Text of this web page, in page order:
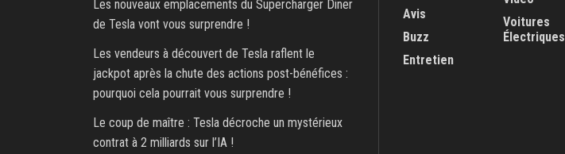
Les nouveaux emplacements du Supercharger Diner
de Tesla vont vous surprendre !
Les vendeurs à découvert de Tesla raflent le
jackpot après la chute des actions post-bénéfices :
pourquoi cela pourrait vous surprendre !
Le coup de maître : Tesla décroche un mystérieux
contrat à 2 milliards sur l’IA !
Avis
Buzz
Entretien
Voitures
Électriques